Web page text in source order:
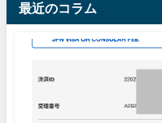
最近のコラム